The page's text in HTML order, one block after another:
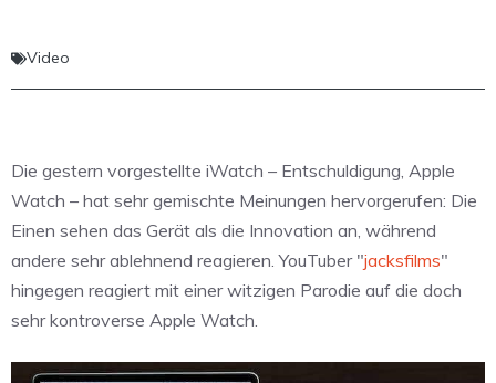
Video
Die gestern vorgestellte iWatch – Entschuldigung, Apple
Watch – hat sehr gemischte Meinungen hervorgerufen: Die
Einen sehen das Gerät als die Innovation an, während
andere sehr ablehnend reagieren. YouTuber "jacksfilms"
hingegen reagiert mit einer witzigen Parodie auf die doch
sehr kontroverse Apple Watch.